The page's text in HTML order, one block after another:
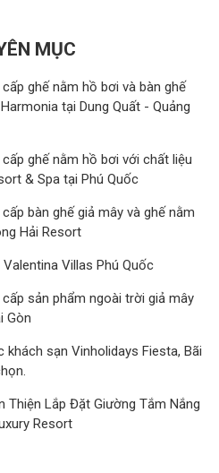
MỤC
ghế nằm hồ bơi và bàn ghế
tại Dung Quất - Quảng
ghế nằm hồ bơi với chất liệu
& Spa tại Phú Quốc
bàn ghế giả mây và ghế nằm
Hải Resort
Villas Phú Quốc
sản phẩm ngoài trời giả mây
Gòn
sạn Vinholidays Fiesta, Bãi
Thiện Lắp Đặt Giường Tắm Nắng
Resort